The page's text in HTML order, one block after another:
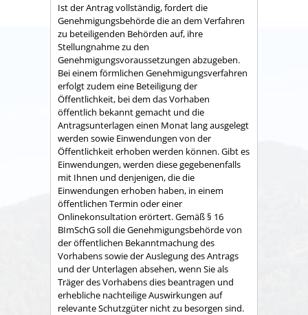
Ist der Antrag vollständig, fordert die
Genehmigungsbehörde die an dem Verfahren
zu beteiligenden Behörden auf, ihre
Stellungnahme zu den
Genehmigungsvoraussetzungen abzugeben.
Bei einem förmlichen Genehmigungsverfahren
erfolgt zudem eine Beteiligung der
Öffentlichkeit, bei dem das Vorhaben
öffentlich bekannt gemacht und die
Antragsunterlagen einen Monat lang ausgelegt
werden sowie Einwendungen von der
Öffentlichkeit erhoben werden können.Gibt es
Einwendungen, werden diesegegebenenfalls
mit Ihnen und denjenigen, die die
Einwendungen erhoben haben, in einem
öffentlichen Termin oder einer
Onlinekonsultation erörtert. Gemäß § 16
BImSchG soll die Genehmigungsbehörde von
der öffentlichen Bekanntmachung des
Vorhabens sowie der Auslegung des Antrags
und der Unterlagen absehen, wenn Sie als
Träger des Vorhabens dies beantragen und
erhebliche nachteilige Auswirkungen auf
relevante Schutzgüter nicht zu besorgen sind.